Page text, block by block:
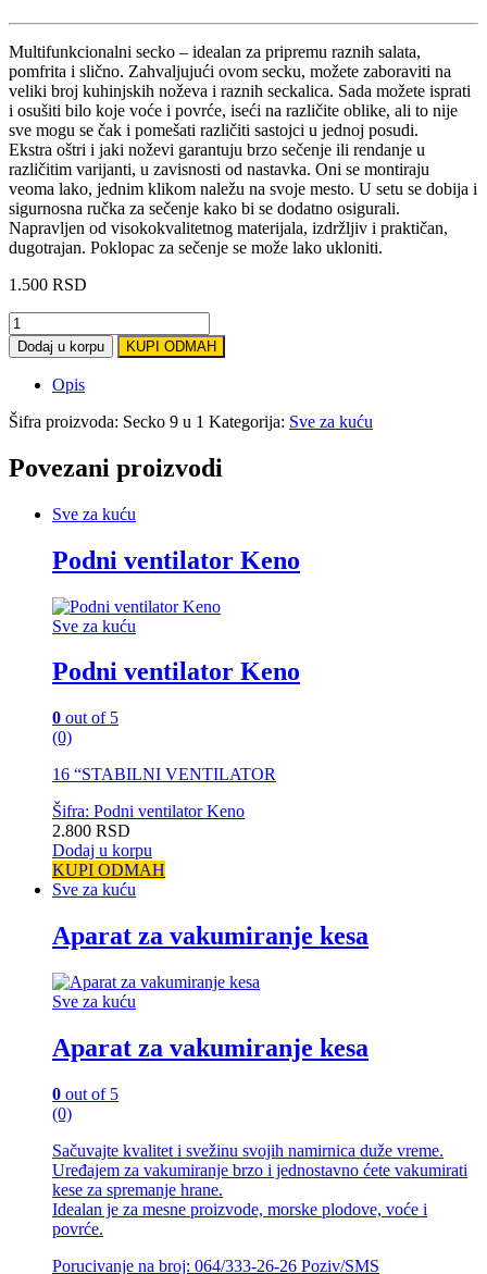
Multifunkcionalni secko – idealan za pripremu raznih salata,
pomfrita i slično. Zahvaljujući ovom secku, možete zaboraviti na
veliki broj kuhinjskih noževa i raznih seckalica. Sada možete isprati
i osušiti bilo koje voće i povrće, iseći na različite oblike, ali to nije
sve mogu se čak i pomešati različiti sastojci u jednoj posudi.
Ekstra oštri i jaki noževi garantuju brzo sečenje ili rendanje u
različitim varijanti, u zavisnosti od nastavka. Oni se montiraju
veoma lako, jednim klikom naležu na svoje mesto. U setu se dobija i
sigurnosna ručka za sečenje kako bi se dodatno osigurali.
Napravljen od visokokvalitetnog materijala, izdržljiv i praktičan,
dugotrajan. Poklopac za sečenje se može lako ukloniti.
1.500 RSD
Secko
9
u
quantity
Dodaj u korpu KUPI ODMAH
Opis
Šifra proizvoda: Secko 9 u 1 Kategorija: Sve za kuću
Povezani proizvodi
Sve za kuću
Podni ventilator Keno
Sve za kuću
Podni ventilator Keno
0 out of 5
(0)
16 “STABILNI VENTILATOR
Šifra: Podni ventilator Keno
2.800 RSD
Dodaj u korpu
KUPI ODMAH
Sve za kuću
Aparat za vakumiranje kesa
Sve za kuću
Aparat za vakumiranje kesa
0 out of 5
(0)
Sačuvajte kvalitet i svežinu svojih namirnica duže vreme.
Uređajem za vakumiranje brzo i jednostavno ćete vakumirati
kese za spremanje hrane.
Idealan je za mesne proizvode, morske plodove, voće i
povrće.
Porucivanje na broj: 064/333-26-26 Poziv/SMS